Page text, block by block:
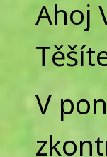
Ahoj
V